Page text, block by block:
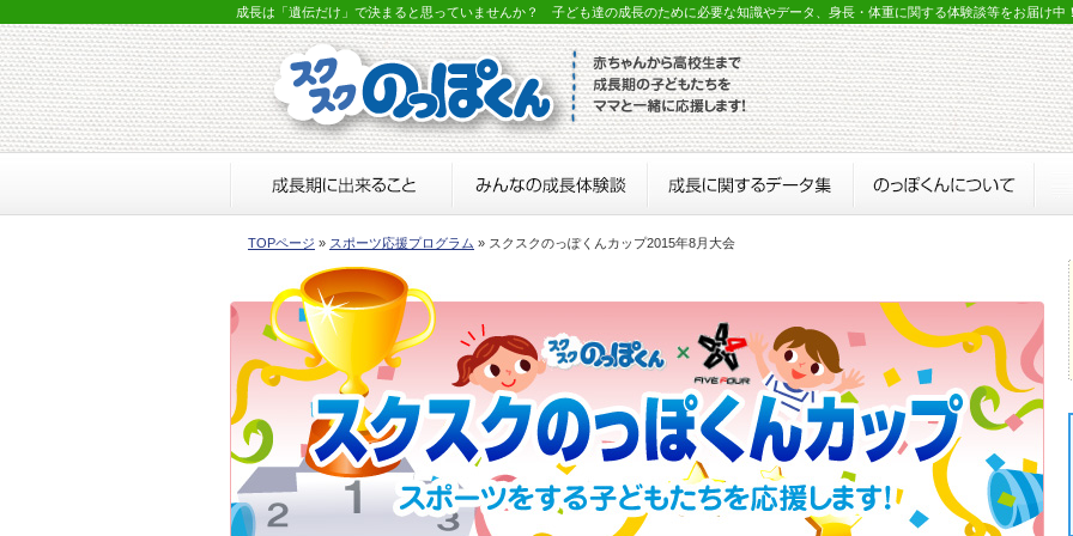
成長は「遺伝だけ」で決まると思っていませんか？ 子ども達の成長のために必要な知識やデータ、身長・体重に関する体験談等をお届け中
TOPページ » スポーツ応援プログラム » スクスクのっぽくんカップ2015年8月大会